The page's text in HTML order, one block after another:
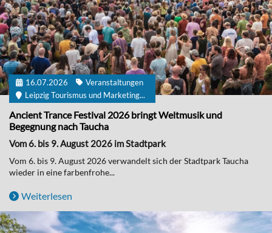
16.07.2026
Veranstaltungen
Leipzig Tourismus und Marketing...
Ancient Trance Festival 2026 bringt Weltmusik und
Begegnung nach Taucha
Vom 6. bis 9. August 2026 im Stadtpark
Vom 6. bis 9. August 2026 verwandelt sich der Stadtpark Taucha
wieder in eine farbenfrohe...
Weiterlesen